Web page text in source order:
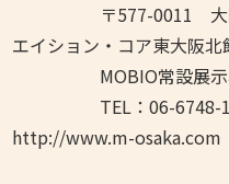
〒577-0011 大阪府
エイション・コア東大阪北
MOBIO常設展示場
TEL：06-6748-
http://www.m-osaka.com